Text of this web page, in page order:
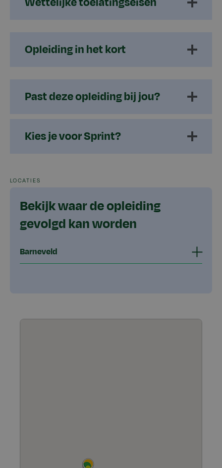
Opleiding in het kort
Past deze opleiding bij jou?
Kies je voor Sprint?
LOCATIES
Bekijk waar de opleiding
gevolgd kan worden
Barneveld